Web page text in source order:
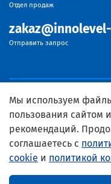
Отдел продаж
Отправить запрос
© 2024 Официальный
Мы используем
пользования сайтом
рекомендаций.
соглашаетесь с
cookie и политикой